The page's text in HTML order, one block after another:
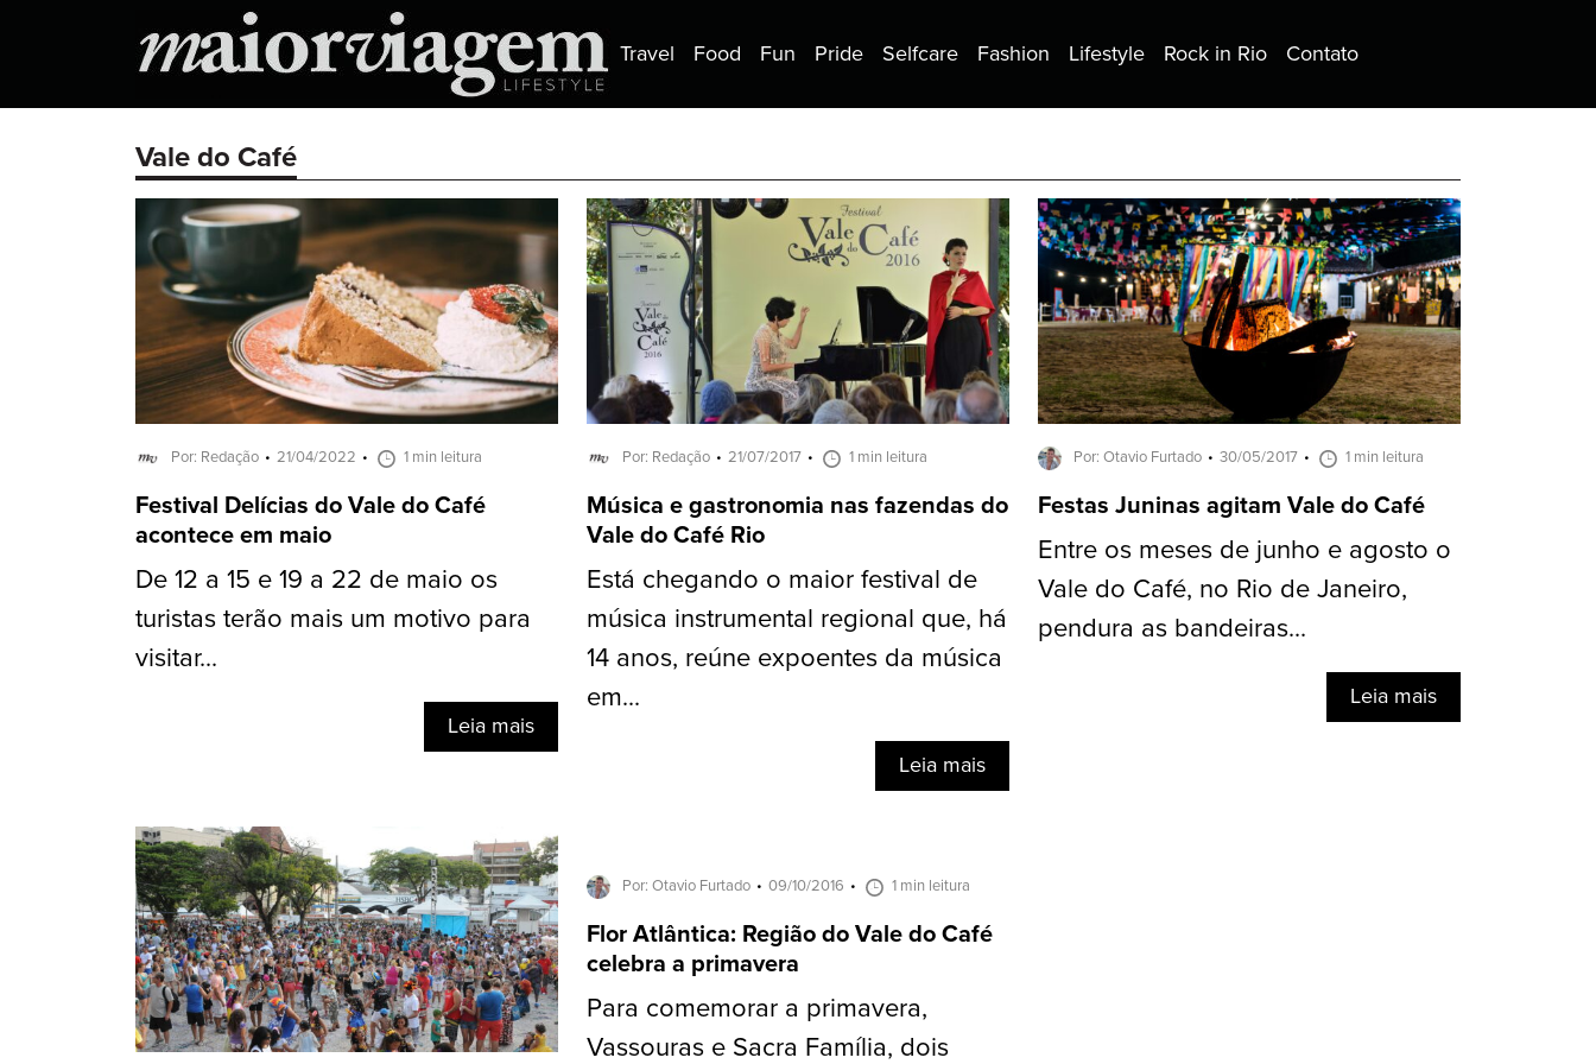
Travel Food Fun Pride Selfcare Fashion Lifestyle Rock in Rio Contato
Vale do Café
Por: Redação 21/04/2022 1 min leitura
Festival Delícias do Vale do Café
acontece em maio
De 12 a 15 e 19 a 22 de maio os
turistas terão mais um motivo para
visitar...
Leia mais
Por: Redação 21/07/2017 1 min leitura
Música e gastronomia nas fazendas do
Vale do Café Rio
Está chegando o maior festival de
música instrumental regional que, há
14 anos, reúne expoentes da música
em...
Leia mais
Por: Otavio Furtado 30/05/2017 1 min leitura
Festas Juninas agitam Vale do Café
Entre os meses de junho e agosto o
Vale do Café, no Rio de Janeiro,
pendura as bandeiras...
Leia mais
Por: Otavio Furtado 09/10/2016 1 min leitura
Flor Atlântica: Região do Vale do Café
celebra a primavera
Para comemorar a primavera,
Vassouras e Sacra Família, dois